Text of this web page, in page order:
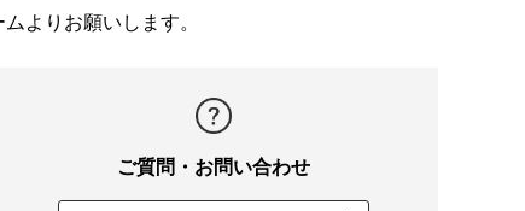
よりお願いします。
ご質問・お問い合わせ